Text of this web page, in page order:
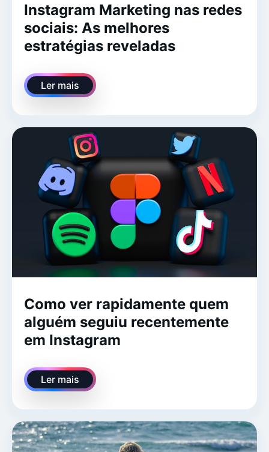
Instagram Marketing nas redes
sociais: As melhores
estratégias reveladas
Ler mais
Como ver rapidamente quem
alguém seguiu recentemente
em Instagram
Ler mais